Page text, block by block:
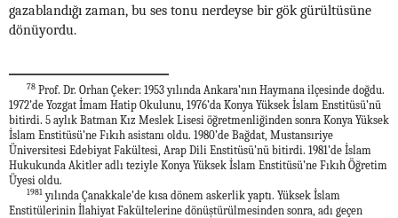
gazablandığı zaman, bu ses tonu nerdeyse bir gök gürültüsüne
dönüyordu.
78 Prof. Dr. Orhan Çeker: 1953 yılında Ankara’nın Haymana ilçesinde doğdu.
1972’de Yozgat İmam Hatip Okulunu, 1976’da Konya Yüksek İslam Enstitüsü’nü
bitirdi. 5 aylık Batman Kız Meslek Lisesi öğretmenliğinden sonra Konya Yüksek
İslam Enstitüsü’ne Fıkıh asistanı oldu. 1980’de Bağdat, Mustansıriye
Üniversitesi Edebiyat Fakültesi, Arap Dili Enstitüsü’nü bitirdi. 1981’de İslam
Hukukunda Akitler adlı teziyle Konya Yüksek İslam Enstitüsü’ne Fıkıh Öğretim
Üyesi oldu.
1981yılında Çanakkale’de kısa dönem askerlik yaptı. Yüksek İslam
Enstitülerinin İlahiyat Fakültelerine dönüştürülmesinden sonra, adı geçen